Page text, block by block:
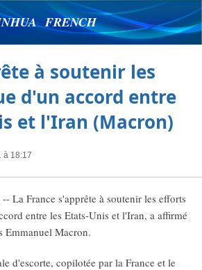
FRENCH
à soutenir les
d'un accord entre
et l'Iran (Macron)
à 18:17
La France s'apprête à soutenir les efforts
entre les Etats-Unis et l'Iran, a affirmé
Emmanuel Macron.
d'escorte, copilotée par la France et le